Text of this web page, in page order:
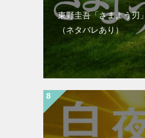
東野圭吾「さまよう刃
（ネタバレあり）